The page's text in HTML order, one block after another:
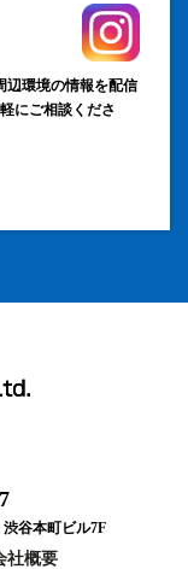
辺環境の情報を配信
にご相談くださ
谷本町ビル7F
社概要